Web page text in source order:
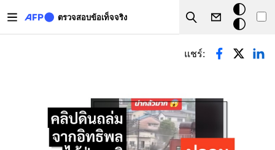
ตรวจสอบข้อเท็จจริง
Search
โหมด
มืด
Primary tabs
แชร์: